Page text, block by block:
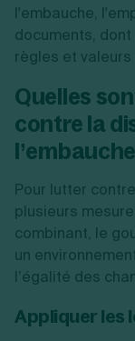
l'embauche,
documents, dont
règles et
Quelles
contre la
Pour lutter contre
plusieurs
combinant, le
un
l’égalité des
Appliquer les